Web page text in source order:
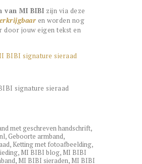
van MI BIBI zijn via deze
en worden nog
door jouw eigen tekst en
signature sieraad
met geschreven handschrift,
,Geboorte armband,
, Ketting met fotoafbeelding,
, MI BIBI blog, MI BIBI
, MI BIBI sieraden, MI BIBI